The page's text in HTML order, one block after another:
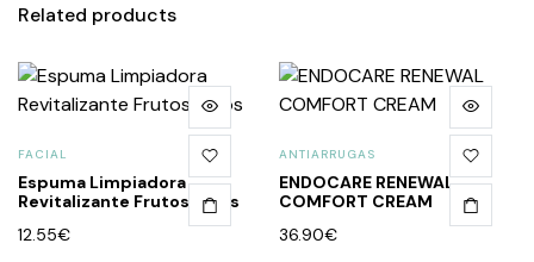
Related products
FACIAL
Espuma Limpiadora
Revitalizante Frutos Rojos
12.55€
ANTIARRUGAS
ENDOCARE RENEWAL
COMFORT CREAM
36.90€